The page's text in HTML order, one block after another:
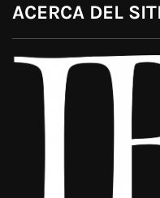
ACERCA DEL